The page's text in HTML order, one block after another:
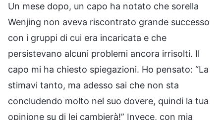
Un mese dopo, un capo ha notato che sorella
Wenjing non aveva riscontrato grande successo
con i gruppi di cui era incaricata e che
persistevano alcuni problemi ancora irrisolti. Il
capo mi ha chiesto spiegazioni. Ho pensato: “La
stimavi tanto, ma adesso sai che non sta
concludendo molto nel suo dovere, quindi la tua
opinione su di lei cambierà!” Invece, con mia